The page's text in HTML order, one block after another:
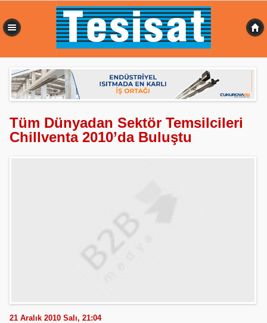
Tüm Dünyadan Sektör Temsilcileri
Chillventa 2010’da Buluştu
21 Aralık 2010 Salı, 21:04
0,077 sn